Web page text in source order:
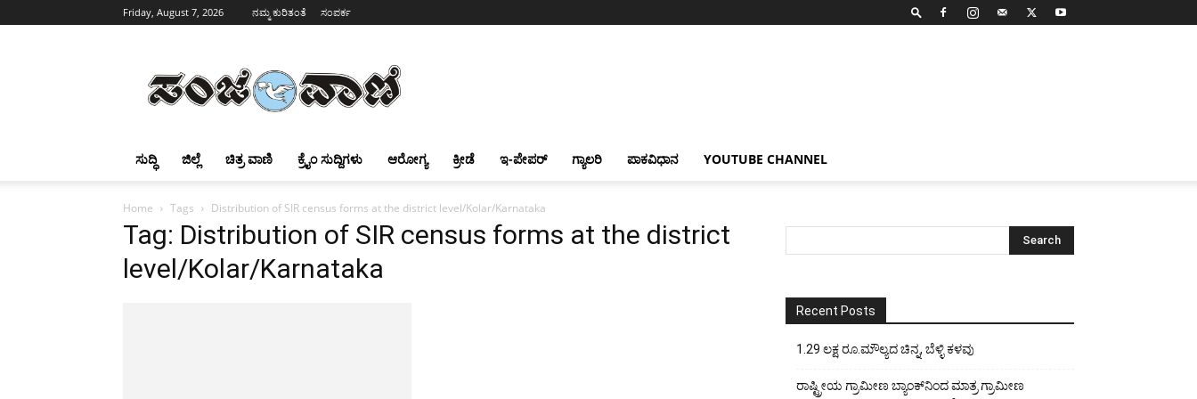
Friday, August 7, 2026 ನಮ್ಮ ಕುರಿತಂತೆ ಸಂಪರ್ಕ
ಸುದ್ಧಿ ಜಿಲ್ಲೆ ಚಿತ್ರ ವಾಣಿ ಕ್ರೈಂ ಸುದ್ದಿಗಳು ಆರೋಗ್ಯ ಕ್ರೀಡೆ ಇ-ಪೇಪರ್ ಗ್ಯಾಲರಿ ಪಾಕವಿಧಾನ YOUTUBE CHANNEL
Home Tags Distribution of SIR census forms at the district level/Kolar/Karnataka
Tag: Distribution of SIR census forms at the district
level/Kolar/Karnataka
Recent Posts
1.29 ಲಕ್ಷ ರೂ.ಮೌಲ್ಯದ ಚಿನ್ನ, ಬೆಳ್ಳಿ ಕಳವು
ರಾಷ್ಟ್ರೀಯ ಗ್ರಾಮೀಣ ಬ್ಯಾಂಕ್‍ನಿಂದ ಮಾತ್ರ ಗ್ರಾಮೀಣ